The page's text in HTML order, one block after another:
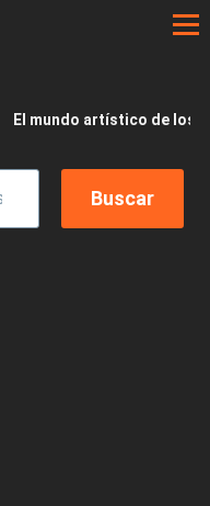
de ayuda a la
El mundo artístico de los